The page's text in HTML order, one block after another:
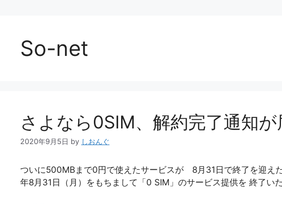
So-net
さよなら0SIM、解約完了通知が
2020年9月5日 by しおんぐ
ついに500MBまで0円で使えたサービスが 8月31日で終了を迎え
年8月31日（月）をもちまして「0 SIM」のサービス提供を 終了い